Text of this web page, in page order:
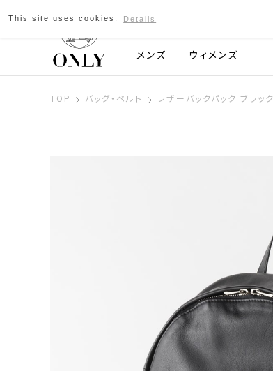
京都発のスーツブランド ONLY
メンズ ウィメンズ
TOP バッグ・ベルト レザーバックパック ブラック
This site uses cookies. Details